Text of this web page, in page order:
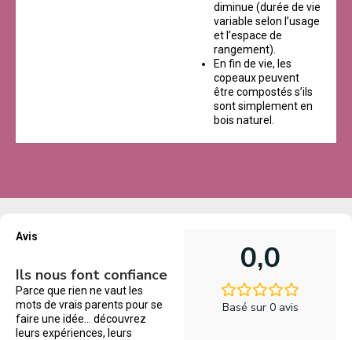
diminue (durée de vie
variable selon l’usage
et l’espace de
rangement).
En fin de vie, les
copeaux peuvent
être compostés s’ils
sont simplement en
bois naturel.
Avis
Ils nous font confiance
Parce que rien ne vaut les
mots de vrais parents pour se
faire une idée… découvrez
leurs expériences, leurs
0,0
Basé sur 0 avis